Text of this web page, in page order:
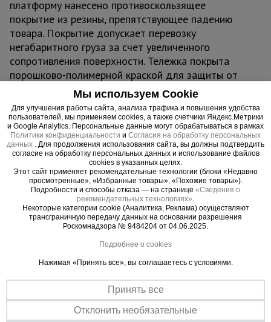
платформу нанесено противоскользящее
покрытие из резины, препятствующее падению
товара. Покрытие допускает перевозку
негабаритного груза за счет увеличенного
сопротивления поверхности. Тележка покрыта
порошково-полимерной краской для защиты от
коррозии и механических повреждений. В
комплект входит полный набор метизов для
сборки изделия.
Важные преимущества –
эффективная работа
Увеличенная грузоподъемность
Колеса диаметром 160 мм позволяют перевозить грузы массой
Удобная платформа
габаритов – 600 x 900 мм
Мы используем Cookie
Для улучшения работы сайта, анализа трафика и повышения удобства
пользователей, мы применяем cookies, а также счетчики Яндекс.Метрики
и Google Analytics. Персональные данные могут обрабатываться в рамках
Политики конфиденциальности и Согласия на обработку персональных
данных . Для продолжения использования сайта, вы должны подтвердить
согласие на обработку персональных данных и использование файлов
cookies в указанных целях.
Этот сайт применяет рекомендательные технологии (блоки «Недавно
просмотренные», «Избранные товары», «Похожие товары»).
Подробности и способы отказа — на странице «Сведения о
рекомендательных технологиях».
Некоторые категории cookie (Аналитика, Реклама) осуществляют
трансграничную передачу данных на основании разрешения
Роскомнадзора № 9484204 от 04.06.2025.
Подробнее о cookies
Нажимая «Принять все», вы соглашаетесь с условиями.
Принять все
Отклонить необязательные